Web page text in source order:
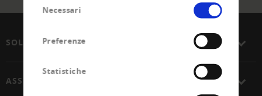
delNecessari
Preferenze
Statistiche
SOLUZIONI
ASSOCIAZIONE